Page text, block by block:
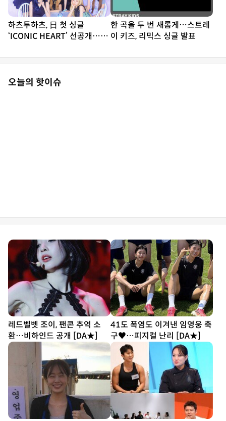
하츠투하츠, 日 첫 싱글
‘ICONIC HEART’ 선공개…짜
한 곡을 두 번 새롭게…스트레
이 키즈, 리믹스 싱글 발표
오늘의 핫이슈
레드벨벳 조이, 팬콘 추억 소
환…비하인드 공개 [DA★]
41도 폭염도 이겨낸 임영웅 축
구♥…피지컬 난리 [DA★]